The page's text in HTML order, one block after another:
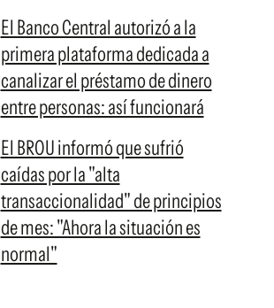
El Banco Central autorizó a la
primera plataforma dedicada a
canalizar el préstamo de dinero
entre personas: así funcionará
El BROU informó que sufrió
caídas por la "alta
transaccionalidad" de principios
de mes: "Ahora la situación es
normal"